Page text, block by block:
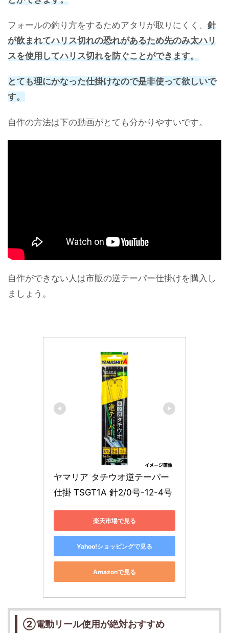
フォールの釣り方をするためアタリが取りにくく、 針
が飲まれてハリス切れの恐れがあるため先のみ太ハリ
スを使用してハリス切れを防ぐことができます。
とても理にかなった仕掛けなので是非使って欲しいで
す。
自作の方法は下の動画がとても分かりやすいです。
自作ができない人は市販の逆テーパー仕掛けを購入し
ましょう。
ヤマリア タチウオ逆テーパー
仕掛 TSGT1A 針2/0号-12-4号
楽天市場で見る
Yahoo!ショッピングで見る
Amazonで見る
②電動リール使用が絶対おすすめ